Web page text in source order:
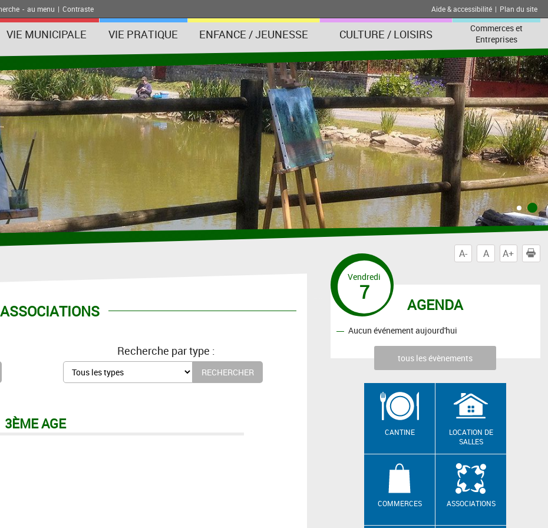
- au menu | Contraste Aide & accessibilité | Plan du site
VIE MUNICIPALE VIE PRATIQUE ENFANCE / JEUNESSE CULTURE / LOISIRS
Commerces et
Entreprises
A- A A+
Recherche par type :
3ÈME AGE
AGENDA
Vendredi
7
Aucun événement aujourd'hui
tous les évènements
CANTINE
LOCATION DE
SALLES
COMMERCES ASSOCIATIONS